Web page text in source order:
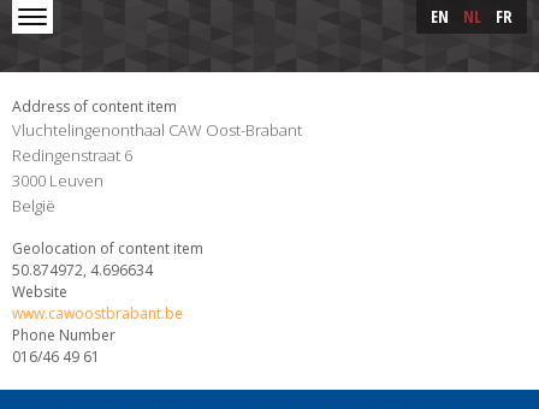
Skip
to
content
Skip to main content EN NL FR
Address of content item
Vluchtelingenonthaal CAW Oost-Brabant
Redingenstraat 6
3000 Leuven
België
Geolocation of content item
50.874972, 4.696634
Website
www.cawoostbrabant.be
Phone Number
016/46 49 61